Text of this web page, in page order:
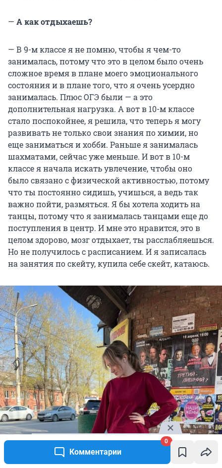
Комментарии
0
— А как отдыхаешь?
— В 9-м классе я не помню, чтобы я чем-то
занималась, потому что это в целом было очень
сложное время в плане моего эмоционального
состояния и в плане того, что я очень усердно
занималась. Плюс ОГЭ были — а это
дополнительная нагрузка. А вот в 10-м классе
стало поспокойнее, я решила, что теперь я могу
развивать не только свои знания по химии, но
еще заниматься и хобби. Раньше я занималась
шахматами, сейчас уже меньше. И вот в 10-м
классе я начала искать увлечение, чтобы оно
было связано с физической активностью, потому
что ты постоянно сидишь, учишься, а ведь так
важно пойти, размяться. Я бы хотела ходить на
танцы, потому что я занималась танцами еще до
поступления в центр. И мне это нравится, это в
целом здорово, мозг отдыхает, ты расслабляешься.
Но не получилось с расписанием. И я записалась
на занятия по скейту, купила себе скейт, катаюсь.